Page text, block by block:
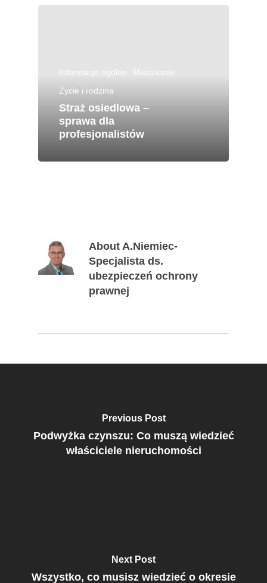
Informacje ogólne
Mieszkanie
Życie i rodzina
Straż osiedlowa –
sprawa dla
profesjonalistów
About A.Niemiec-
Specjalista ds.
ubezpieczeń ochrony
prawnej
Previous Post
Podwyżka czynszu: Co muszą wiedzieć
właściciele nieruchomości
Next Post
Wszystko, co musisz wiedzieć o okresie